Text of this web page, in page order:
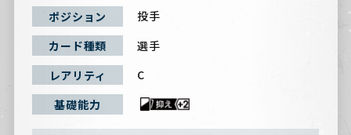
ポジション
投手
カード種類
選手
レアリティ
C
基礎能力